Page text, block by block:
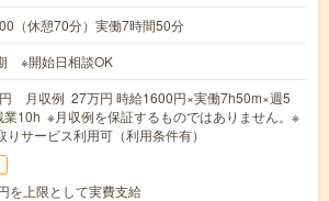
（休憩70分）実働7時間50分
※開始日相談OK
月収例 27万円 時給1600円×実働7h50m×週5
業10h ※月収例を保証するものではありません。※
りサービス利用可（利用条件有）
を上限として実費支給